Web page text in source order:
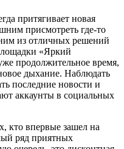
притягивает новая
присмотреть где-то
из отличных решений
«Яркий
продолжительное время,
дыхание. Наблюдать
последние новости и
аккаунты в социальных
кто впервые зашел на
ряд приятных